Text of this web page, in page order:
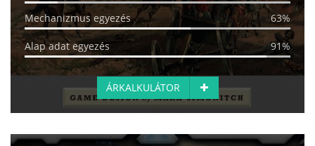
Mechanizmus egyezés
63%
Alap adat egyezés 91%
ÁRKALKULÁTOR